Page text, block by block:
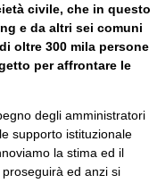
civile, che in questo
e da altri sei comuni
oltre 300 mila persone
per affrontare le
degli amministratori
supporto istituzionale
la stima ed il
ed anzi si